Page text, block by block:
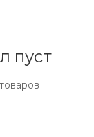
пуст